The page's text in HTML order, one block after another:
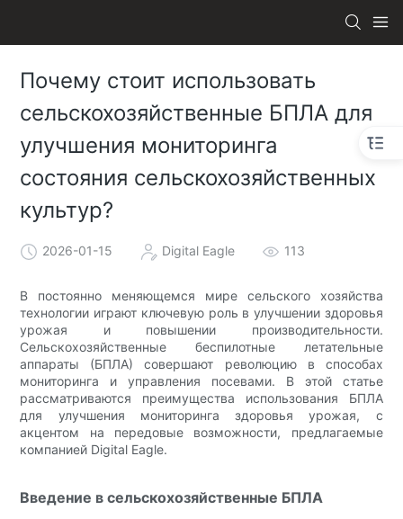
Почему стоит использовать
сельскохозяйственные БПЛА для
улучшения мониторинга
состояния сельскохозяйственных
культур?
2026-01-15 Digital Eagle 113
В постоянно меняющемся мире сельского хозяйства
технологии играют ключевую роль в улучшении здоровья
урожая и повышении производительности.
Сельскохозяйственные беспилотные летательные
аппараты (БПЛА) совершают революцию в способах
мониторинга и управления посевами. В этой статье
рассматриваются преимущества использования БПЛА
для улучшения мониторинга здоровья урожая, с
акцентом на передовые возможности, предлагаемые
компанией Digital Eagle.
Введение в сельскохозяйственные БПЛА